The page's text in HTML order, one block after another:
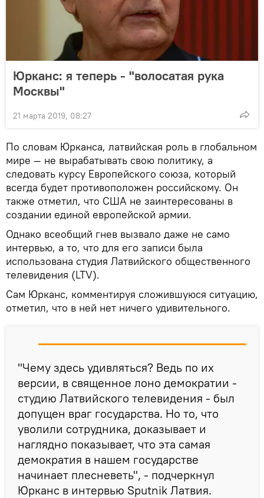
Юрканс: я теперь - "волосатая рука
Москвы"
21 марта 2019, 08:27
По словам Юрканса, латвийская роль в глобальном
мире — не вырабатывать свою политику, а
следовать курсу Европейского союза, который
всегда будет противоположен российскому. Он
также отметил, что США не заинтересованы в
создании единой европейской армии.
Однако всеобщий гнев вызвало даже не само
интервью, а то, что для его записи была
использована студия Латвийского общественного
телевидения (LTV).
Сам Юрканс, комментируя сложившуюся ситуацию,
отметил, что в ней нет ничего удивительного.
"Чему здесь удивляться? Ведь по их
версии, в священное лоно демократии -
студию Латвийского телевидения - был
допущен враг государства. Но то, что
уволили сотрудника, доказывает и
наглядно показывает, что эта самая
демократия в нашем государстве
начинает плесневеть", - подчеркнул
Юрканс в интервью Sputnik Латвия.